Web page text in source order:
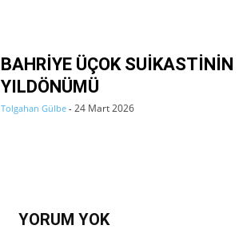
BAHRİYE ÜÇOK SUİKASTİNİN
YILDÖNÜMÜ
Tolgahan Gülbe - 24 Mart 2026
YORUM YOK